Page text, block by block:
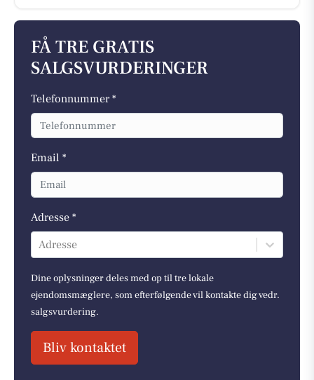
FÅ TRE GRATIS
SALGSVURDERINGER
Telefonnummer *
Email *
Adresse *
Adresse
Dine oplysninger deles med op til tre lokale
ejendomsmæglere, som efterfølgende vil kontakte dig vedr.
salgsvurdering.
Bliv kontaktet